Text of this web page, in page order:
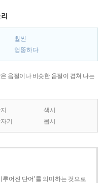
훨씬
엉뚱하다
음절이나 비슷한 음절이 겹쳐 나는
색시
기 몹시
루어진 단어’를 의미하는 것으로